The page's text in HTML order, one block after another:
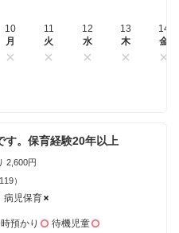
10
月
11
火
12
水
13
木
14
金
す。保育経験20年以上
2,600円
119）
病児保育
預かり 待機児童